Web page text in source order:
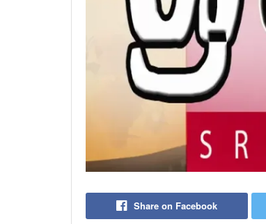
Share on Facebook